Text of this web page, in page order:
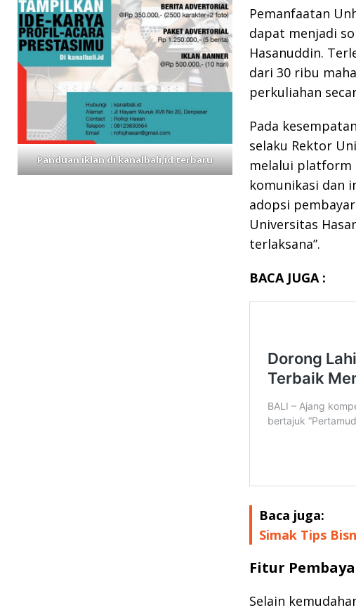
Pemanfaatan
dapat menjadi
Hasanuddin.
dari 30 ribu
perkuliahan
Pada
selaku Rektor
melalui platform
komunikasi dan
adopsi
Universitas
terlaksana”.
BACA JUGA :
Baca juga:
Simak Tips
Fitur
Selain
Panduan iklan di kanalbali,id terbaru